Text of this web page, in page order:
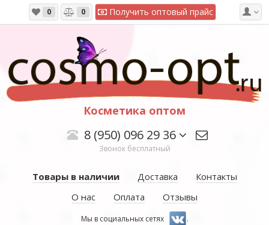
0 0 Получить оптовый прайс
Косметика оптом
8 (950) 096 29 36
Звонок бесплатный
Товары в наличии Доставка
Контакты
О нас
Оплата Отзывы
Мы в социальных сетях .